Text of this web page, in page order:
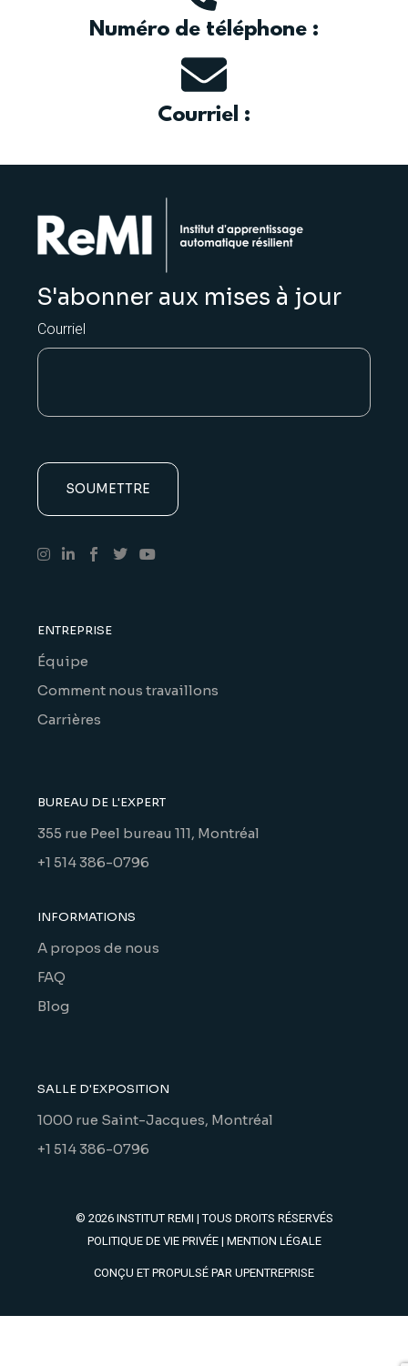
Numéro de téléphone :
Courriel :
S'abonner aux mises à jour
Courriel
ENTREPRISE
Équipe
Comment nous travaillons
Carrières
BUREAU DE L'EXPERT
355 rue Peel bureau 111, Montréal
+1 514 386-0796
INFORMATIONS
A propos de nous
FAQ
Blog
SALLE D'EXPOSITION
1000 rue Saint-Jacques, Montréal
+1 514 386-0796
© 2026 INSTITUT REMI | TOUS DROITS RÉSERVÉS
POLITIQUE DE VIE PRIVÉE| MENTION LÉGALE
CONÇU ET PROPULSÉ PAR UPENTREPRISE